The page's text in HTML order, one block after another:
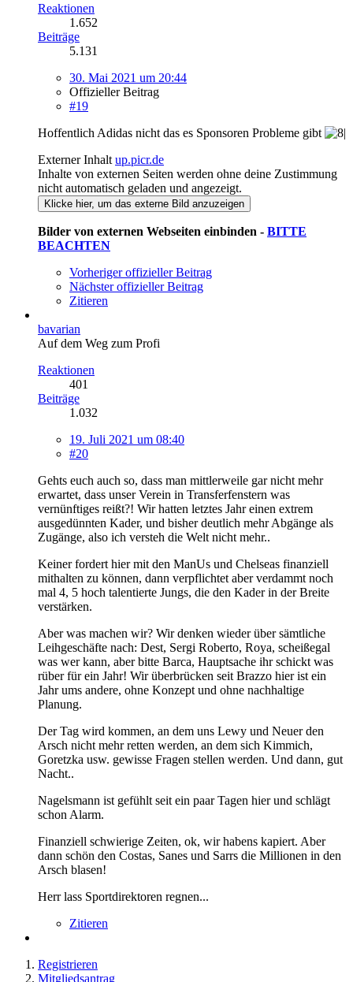
Reaktionen
1.652
Beiträge
5.131
30. Mai 2021 um 20:44
Offizieller Beitrag
#19
Hoffentlich Adidas nicht das es Sponsoren Probleme gibt
Externer Inhalt up.picr.de
Inhalte von externen Seiten werden ohne deine Zustimmung
nicht automatisch geladen und angezeigt.
Klicke hier, um das externe Bild anzuzeigen
Bilder von externen Webseiten einbinden - BITTE
BEACHTEN
Vorheriger offizieller Beitrag
Nächster offizieller Beitrag
Zitieren
bavarian
Auf dem Weg zum Profi
Reaktionen
401
Beiträge
1.032
19. Juli 2021 um 08:40
#20
Gehts euch auch so, dass man mittlerweile gar nicht mehr
erwartet, dass unser Verein in Transferfenstern was
vernünftiges reißt?! Wir hatten letztes Jahr einen extrem
ausgedünnten Kader, und bisher deutlich mehr Abgänge als
Zugänge, also ich versteh die Welt nicht mehr..
Keiner fordert hier mit den ManUs und Chelseas finanziell
mithalten zu können, dann verpflichtet aber verdammt noch
mal 4, 5 hoch talentierte Jungs, die den Kader in der Breite
verstärken.
Aber was machen wir? Wir denken wieder über sämtliche
Leihgeschäfte nach: Dest, Sergi Roberto, Roya, scheißegal
was wer kann, aber bitte Barca, Hauptsache ihr schickt was
rüber für ein Jahr! Wir überbrücken seit Brazzo hier ist ein
Jahr ums andere, ohne Konzept und ohne nachhaltige
Planung.
Der Tag wird kommen, an dem uns Lewy und Neuer den
Arsch nicht mehr retten werden, an dem sich Kimmich,
Goretzka usw. gewisse Fragen stellen werden. Und dann, gut
Nacht..
Nagelsmann ist gefühlt seit ein paar Tagen hier und schlägt
schon Alarm.
Finanziell schwierige Zeiten, ok, wir habens kapiert. Aber
dann schön den Costas, Sanes und Sarrs die Millionen in den
Arsch blasen!
Herr lass Sportdirektoren regnen...
Zitieren
Registrieren
Mitgliedsantrag